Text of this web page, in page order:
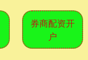
券商配资开
户